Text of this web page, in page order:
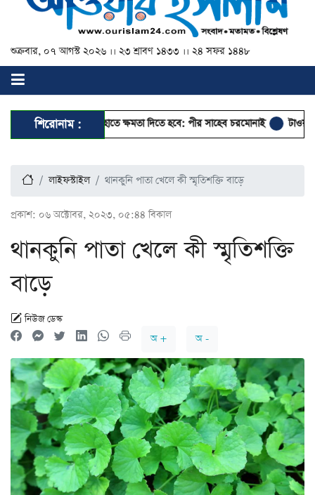
শুক্রবার, ০৭ আগস্ট ২০২৬ ।। ২৩ শ্রাবণ ১৪৩৩ ।। ২৪ সফর ১৪৪৮
শিরোনাম :
মানুষের হাতে ক্ষমতা দিতে হবে: পীর সাহেব চরমোনাই টাওয়ার
লাইফস্টাইল থানকুনি পাতা খেলে কী স্মৃতিশক্তি বাড়ে
প্রকাশ: ০৬ অক্টোবর, ২০২৩, ০৫:৪৪ বিকাল
থানকুনি পাতা খেলে কী স্মৃতিশক্তি
বাড়ে
নিউজ ডেস্ক
অ +
অ -